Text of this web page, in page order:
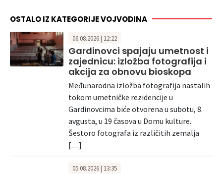
OSTALO IZ KATEGORIJE VOJVODINA
06.08.2026 | 12:22
Gardinovci spajaju umetnost i
zajednicu: izložba fotografija i
akcija za obnovu bioskopa
Međunarodna izložba fotografija nastalih
tokom umetničke rezidencije u
Gardinovcima biće otvorena u subotu, 8.
avgusta, u 19 časova u Domu kulture.
Šestoro fotografa iz različitih zemalja
[…]
05.08.2026 | 13:35